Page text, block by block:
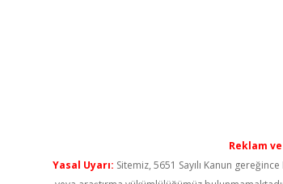
Reklam
Yasal Uyarı: Sitemiz, 5651 Sayılı Kanun